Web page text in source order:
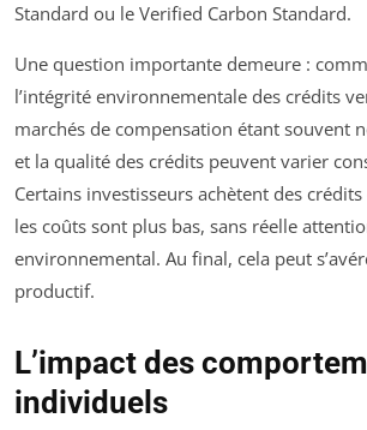
Standard ou le Verified Carbon Standard.
Une question importante demeure :
l’intégrité environnementale des crédits
marchés de compensation étant souvent
et la qualité des crédits peuvent varier
Certains investisseurs achètent des
les coûts sont plus bas, sans réelle
environnemental. Au final, cela peut
productif.
L’impact des
individuels